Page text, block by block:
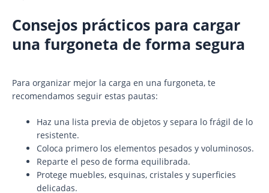
Consejos prácticos para cargar
una furgoneta de forma segura
Para organizar mejor la carga en una furgoneta, te
recomendamos seguir estas pautas:
Haz una lista previa de objetos y separa lo frágil de lo
resistente.
Coloca primero los elementos pesados y voluminosos.
Reparte el peso de forma equilibrada.
Protege muebles, esquinas, cristales y superficies
delicadas.